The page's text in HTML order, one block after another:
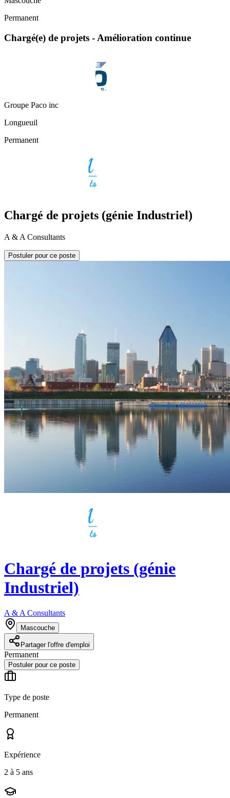
Permanent
Chargé(e) de projets - Amélioration continue
Groupe Paco inc
Longueuil
Permanent
Chargé de projets (génie Industriel)
A & A Consultants
Postuler pour ce poste
Chargé de projets (génie
Industriel)
A & A Consultants
Mascouche
Partager l'offre d'emploi
Permanent
Postuler pour ce poste
Type de poste
Permanent
Expérience
2 à 5 ans